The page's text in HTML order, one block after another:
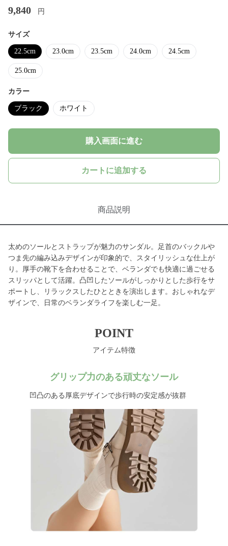
9,840 円
サイズ
22.5cm 23.0cm 23.5cm 24.0cm 24.5cm
25.0cm
カラー
ブラック ホワイト
購入画面に進む
カートに追加する
商品説明
太めのソールとストラップが魅力のサンダル。足首のバックルや
つま先の編み込みデザインが印象的で、スタイリッシュな仕上が
り。厚手の靴下を合わせることで、ベランダでも快適に過ごせる
スリッパとして活躍。凸凹したソールがしっかりとした歩行をサ
ポートし、リラックスしたひとときを演出します。おしゃれなデ
ザインで、日常のベランダライフを楽しむ一足。
POINT
アイテム特徴
グリップ力のある頑丈なソール
凹凸のある厚底デザインで歩行時の安定感が抜群